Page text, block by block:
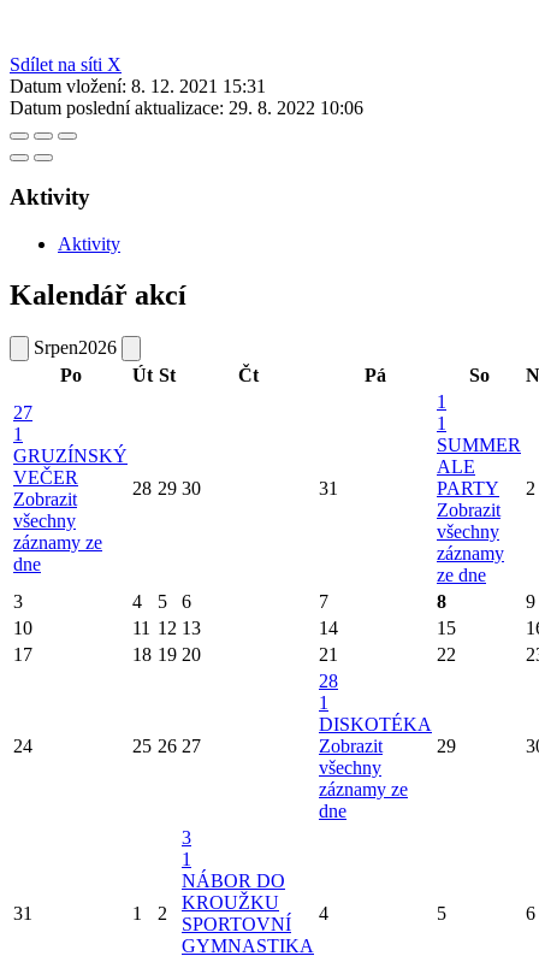
Sdílet na síti X
Datum vložení: 8. 12. 2021 15:31
Datum poslední aktualizace: 29. 8. 2022 10:06
Aktivity
Aktivity
Kalendář akcí
Srpen2026
Po
Út St Čt Pá So
27
1
GRUZÍNSKÝ
VEČER
Zobrazit
všechny
záznamy ze
dne
28 29 30 31
1
1
SUMMER
ALE
PARTY
Zobrazit
všechny
záznamy
ze dne
2
3 4 5 6 7 8
9
10
11 12 13 14 15
17
18 19 20 21 22
24 25 26 27
28
1
DISKOTÉKA
Zobrazit
všechny
záznamy ze
dne
29
31 1 2
3
1
NÁBOR DO
KROUŽKU
SPORTOVNÍ
GYMNASTIKA
4 5 6